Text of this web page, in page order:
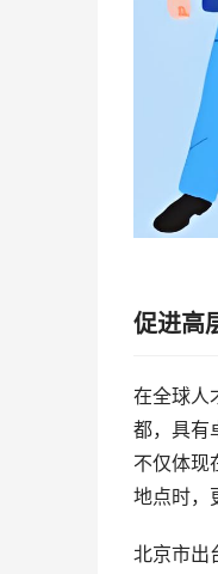
促进高
在全球人
都，具有
不仅体现
地点时，
北京市出